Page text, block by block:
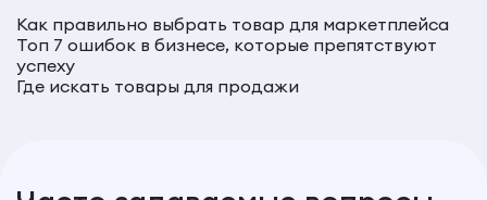
Как правильно выбрать товар для маркетплейса
Топ 7 ошибок в бизнесе, которые препятствуют
успеху
Где искать товары для продажи